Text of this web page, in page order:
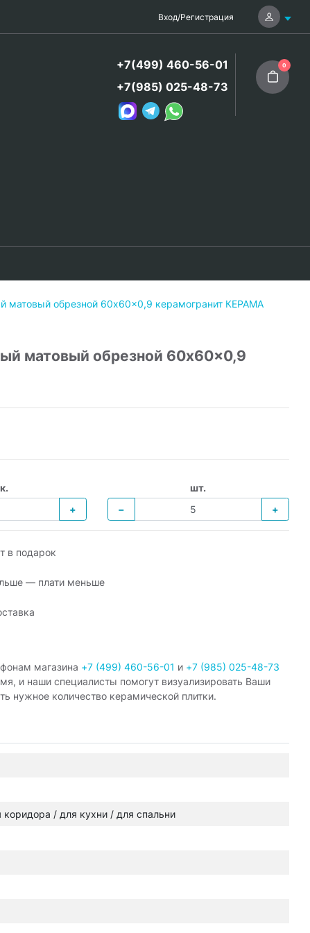
Вход/Регистрация
+7(499) 460-56-01
+7(985) 025-48-73
0
матовый обрезной 60x60x0,9 керамогранит КЕРАМА
матовый обрезной 60x60x0,9
+
шт.
−
+
в подарок
— плати меньше
магазина +7 (499) 460-56-01 и +7 (985) 025-48-73
и наши специалисты помогут визуализировать Ваши
нужное количество керамической плитки.
коридора / для кухни / для спальни